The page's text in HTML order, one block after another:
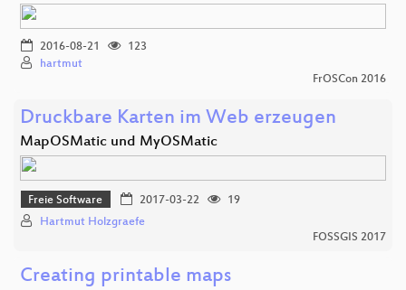
2016-08-21
123
hartmut
FrOSCon 2016
Druckbare Karten im Web erzeugen
MapOSMatic und MyOSMatic
Freie Software 2017-03-22
19
Hartmut Holzgraefe
FOSSGIS 2017
Creating printable maps